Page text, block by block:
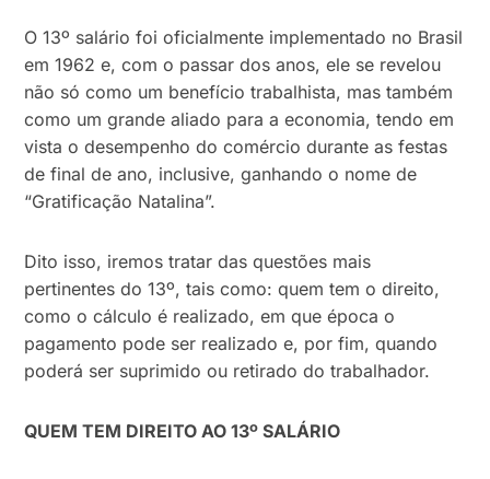
O 13º salário foi oficialmente implementado no Brasil
em 1962 e, com o passar dos anos, ele se revelou
não só como um benefício trabalhista, mas também
como um grande aliado para a economia, tendo em
vista o desempenho do comércio durante as festas
de final de ano, inclusive, ganhando o nome de
“Gratificação Natalina”.
Dito isso, iremos tratar das questões mais
pertinentes do 13º, tais como: quem tem o direito,
como o cálculo é realizado, em que época o
pagamento pode ser realizado e, por fim, quando
poderá ser suprimido ou retirado do trabalhador.
QUEM TEM DIREITO AO 13º SALÁRIO